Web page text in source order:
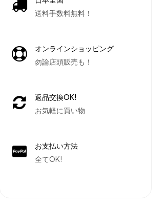
送料手数料無料！
オンラインショッピング
勿論店頭販売も！
返品交換OK!
お気軽に買い物
お支払い方法
全てOK!